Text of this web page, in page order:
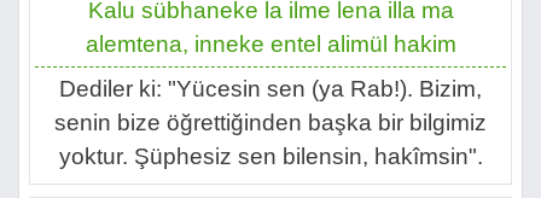
Kalu sübhaneke la ilme lena illa ma
alemtena, inneke entel alimül hakim
Dediler ki: "Yücesin sen (ya Rab!). Bizim,
senin bize öğrettiğinden başka bir bilgimiz
yoktur. Şüphesiz sen bilensin, hakîmsin".